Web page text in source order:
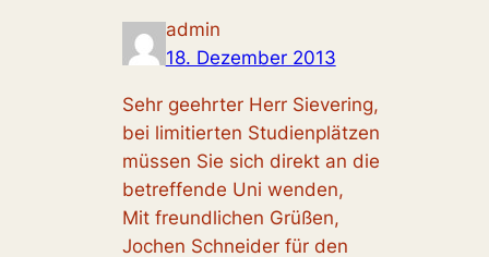
admin
18. Dezember 2013
Sehr geehrter Herr Sievering,
bei limitierten Studienplätzen
müssen Sie sich direkt an die
betreffende Uni wenden,
Mit freundlichen Grüßen,
Jochen Schneider für den